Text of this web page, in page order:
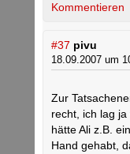
Kommentieren
#37 pivu
18.09.2007 um
Zur
recht, ich lag
hätte Ali z.B.
Hand gehabt,